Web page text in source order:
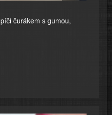
čurákem s gumou,